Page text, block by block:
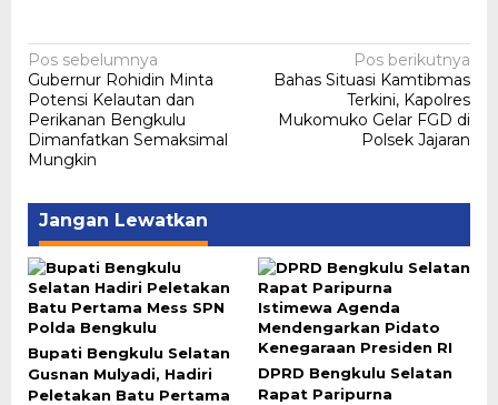
Navigasi
pos
Pos sebelumnya
Gubernur Rohidin Minta
Potensi Kelautan dan
Perikanan Bengkulu
Dimanfatkan Semaksimal
Mungkin
Pos berikutnya
Bahas Situasi Kamtibmas
Terkini, Kapolres
Mukomuko Gelar FGD di
Polsek Jajaran
Jangan Lewatkan
Bupati Bengkulu Selatan
Gusnan Mulyadi, Hadiri
Peletakan Batu Pertama
DPRD Bengkulu Selatan
Rapat Paripurna